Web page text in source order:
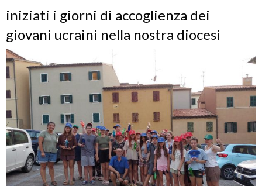
iniziati i giorni di accoglienza dei
giovani ucraini nella nostra diocesi